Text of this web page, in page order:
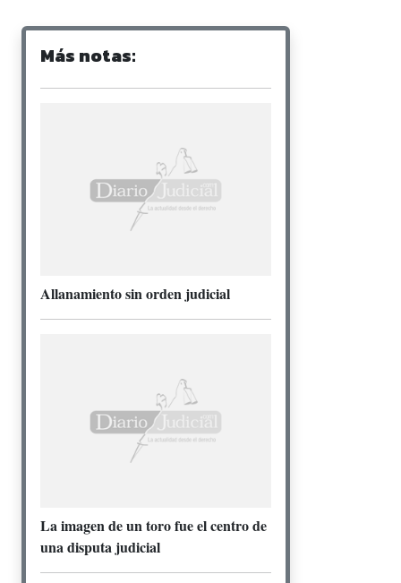
Más notas:
Allanamiento sin orden judicial
La imagen de un toro fue el centro de
una disputa judicial